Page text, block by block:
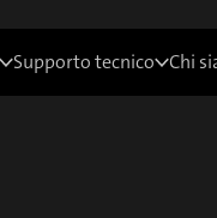
Supporto tecnico Chi